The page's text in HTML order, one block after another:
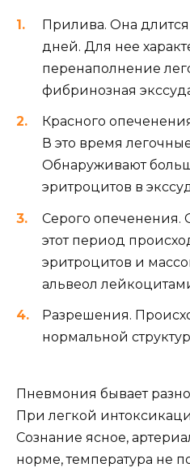
Прилива. Она длится
дней. Для нее
перенаполнение
фибринозная
Красного
В это время
Обнаруживают
эритроцитов в
Серого опеченения.
этот период
эритроцитов и
альвеол
Разрешения.
нормальной
Пневмония бывает
При легкой
Сознание ясное,
норме, температура не